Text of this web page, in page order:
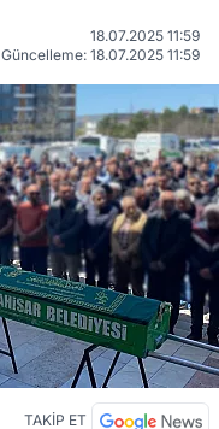
18.07.2025 11:59
Güncelleme: 18.07.2025 11:59
TAKİP ET